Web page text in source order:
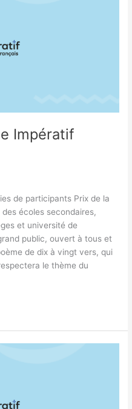
Impératif
de participants Prix de la
écoles secondaires,
et université de
public, ouvert à tous et
de dix à vingt vers, qui
le thème du